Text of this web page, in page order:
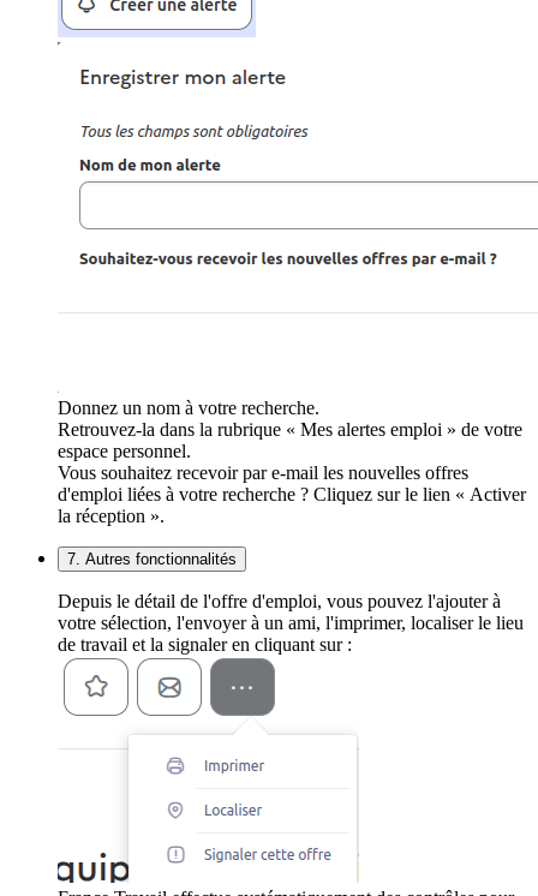
Donnez un nom à votre recherche.
Retrouvez-la dans la rubrique « Mes alertes emploi » de votre
espace personnel.
Vous souhaitez recevoir par e-mail les nouvelles offres
d'emploi liées à votre recherche ? Cliquez sur le lien « Activer
la réception ».
7. Autres fonctionnalités
Depuis le détail de l'offre d'emploi, vous pouvez l'ajouter à
votre sélection, l'envoyer à un ami, l'imprimer, localiser le lieu
de travail et la signaler en cliquant sur :